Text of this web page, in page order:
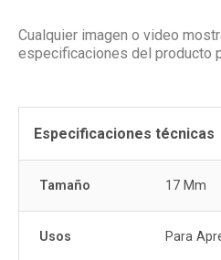
Cualquier imagen o video
especificaciones del producto
Especificaciones técnicas
Tamaño 17 Mm
Usos Para